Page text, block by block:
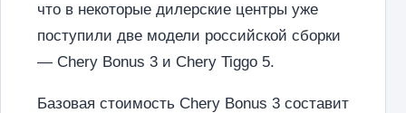
что в некоторые дилерские центры уже
поступили две модели российской сборки
— Chery Bonus 3 и Chery Tiggo 5.
Базовая стоимость Chery Bonus 3 составит